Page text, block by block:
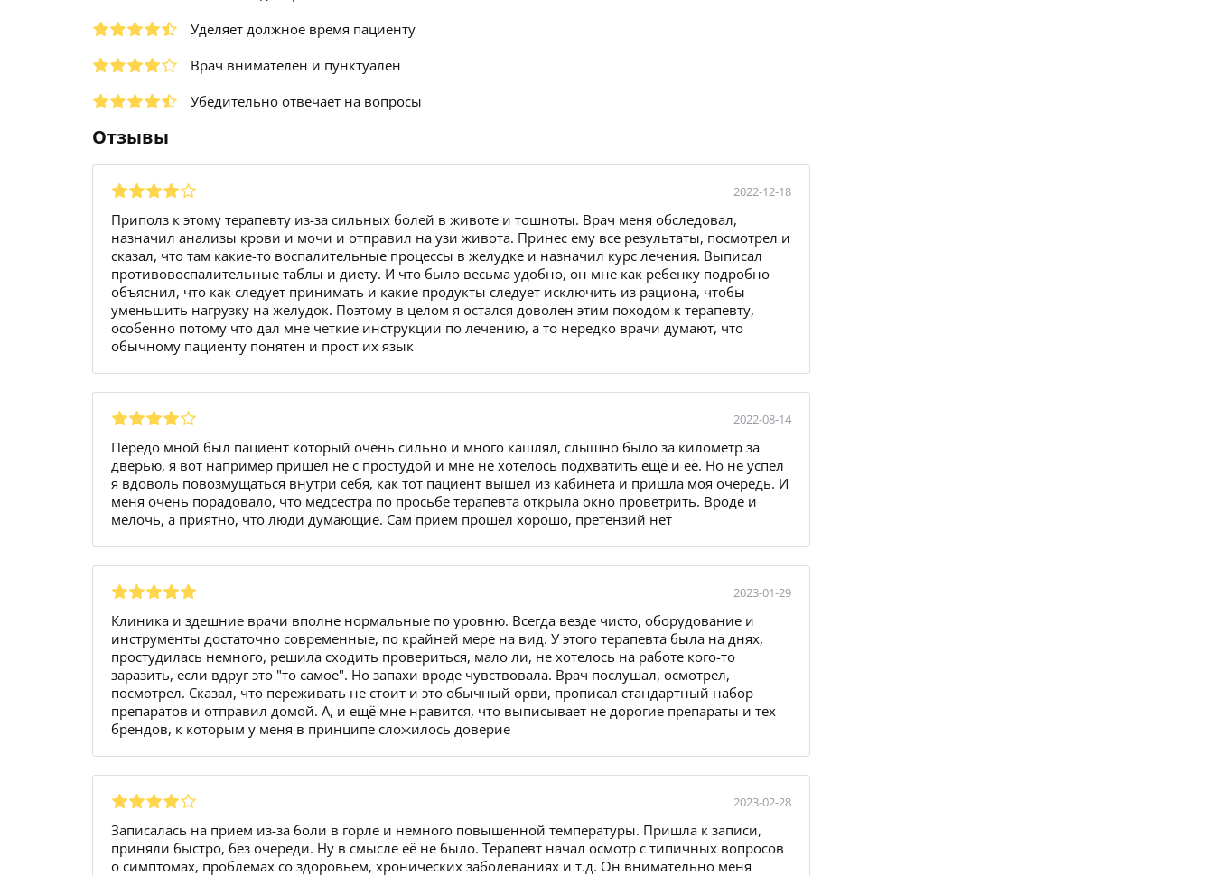
Уделяет должное время пациенту
Врач внимателен и пунктуален
Убедительно отвечает на вопросы
Отзывы
2022-12-18
Приполз к этому терапевту из-за сильных болей в животе и тошноты. Врач меня обследовал,
назначил анализы крови и мочи и отправил на узи живота. Принес ему все результаты, посмотрел и
сказал, что там какие-то воспалительные процессы в желудке и назначил курс лечения. Выписал
противовоспалительные таблы и диету. И что было весьма удобно, он мне как ребенку подробно
объяснил, что как следует принимать и какие продукты следует исключить из рациона, чтобы
уменьшить нагрузку на желудок. Поэтому в целом я остался доволен этим походом к терапевту,
особенно потому что дал мне четкие инструкции по лечению, а то нередко врачи думают, что
обычному пациенту понятен и прост их язык
2022-08-14
Передо мной был пациент который очень сильно и много кашлял, слышно было за километр за
дверью, я вот например пришел не с простудой и мне не хотелось подхватить ещё и её. Но не успел
я вдоволь повозмущаться внутри себя, как тот пациент вышел из кабинета и пришла моя очередь. И
меня очень порадовало, что медсестра по просьбе терапевта открыла окно проветрить. Вроде и
мелочь, а приятно, что люди думающие. Сам прием прошел хорошо, претензий нет
2023-01-29
Клиника и здешние врачи вполне нормальные по уровню. Всегда везде чисто, оборудование и
инструменты достаточно современные, по крайней мере на вид. У этого терапевта была на днях,
простудилась немного, решила сходить провериться, мало ли, не хотелось на работе кого-то
заразить, если вдруг это "то самое". Но запахи вроде чувствовала. Врач послушал, осмотрел,
посмотрел. Сказал, что переживать не стоит и это обычный орви, прописал стандартный набор
препаратов и отправил домой. А, и ещё мне нравится, что выписывает не дорогие препараты и тех
брендов, к которым у меня в принципе сложилось доверие
2023-02-28
Записалась на прием из-за боли в горле и немного повышенной температуры. Пришла к записи,
приняли быстро, без очереди. Ну в смысле её не было. Терапевт начал осмотр с типичных вопросов
о симптомах, проблемах со здоровьем, хронических заболеваниях и т.д. Он внимательно меня